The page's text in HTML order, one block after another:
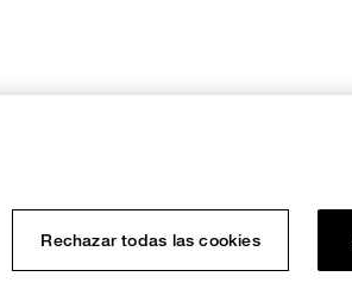
Rechazar todas las cookies